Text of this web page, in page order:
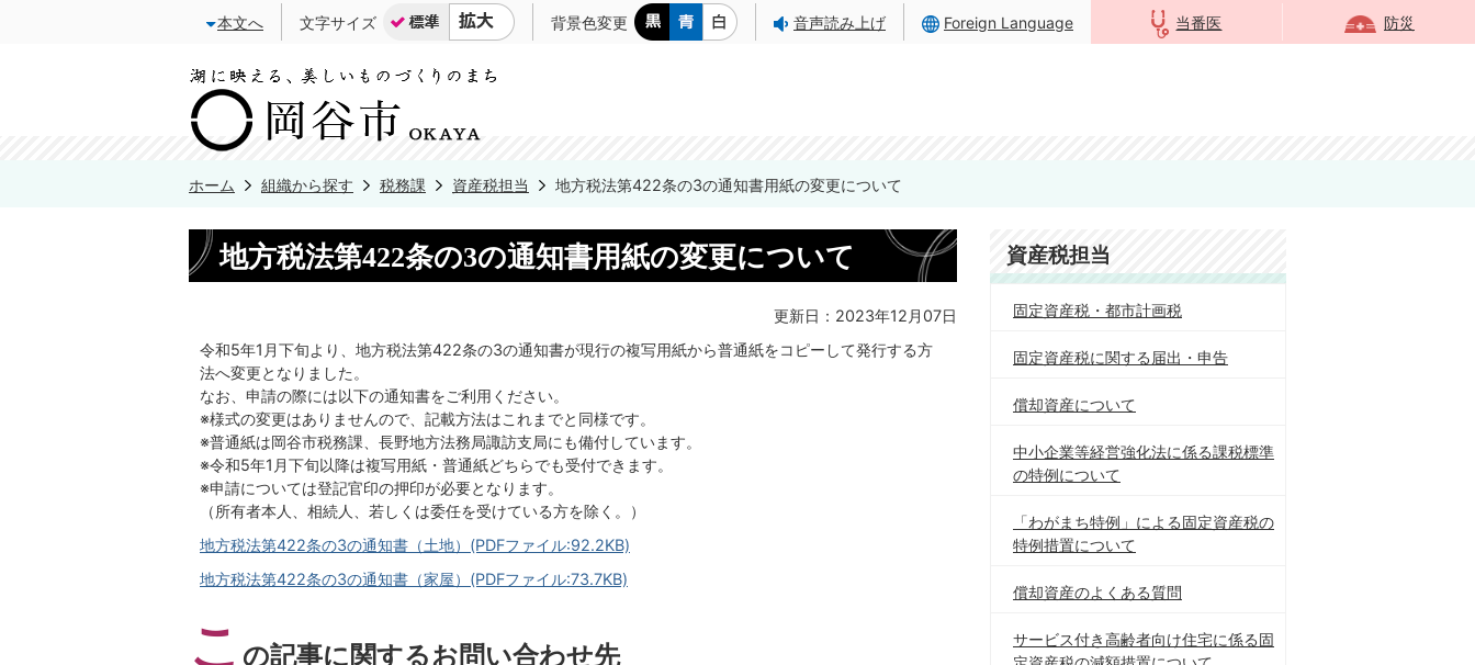
本文へ 文字サイズ 背景色変更 音声読み上げ Foreign Language 当番医 防災
ホーム 組織から探す 税務課 資産税担当 地方税法第422条の3の通知書用紙の変更について
地方税法第422条の3の通知書用紙の変更について
更新日：2023年12月07日
令和5年1月下旬より、地方税法第422条の3の通知書が現行の複写用紙から普通紙をコピーして発行する方
法へ変更となりました。
なお、申請の際には以下の通知書をご利用ください。
※様式の変更はありませんので、記載方法はこれまでと同様です。
※普通紙は岡谷市税務課、長野地方法務局諏訪支局にも備付しています。
※令和5年1月下旬以降は複写用紙・普通紙どちらでも受付できます。
※申請については登記官印の押印が必要となります。
（所有者本人、相続人、若しくは委任を受けている方を除く。）
地方税法第422条の3の通知書（土地）(PDFファイル:92.2KB)
地方税法第422条の3の通知書（家屋）(PDFファイル:73.7KB)
こ の記事に関するお問い合わせ先
資産税担当
固定資産税・都市計画税
固定資産税に関する届出・申告
償却資産について
中小企業等経営強化法に係る課税標準
の特例について
「わがまち特例」による固定資産税の
特例措置について
償却資産のよくある質問
サービス付き高齢者向け住宅に係る固